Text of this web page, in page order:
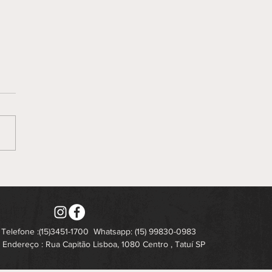
Telefone :(15)3451-1700 Whatsapp: (15) 99830-0983
Endereço : Rua Capitão Lisboa, 1080 Centro , Tatuí SP